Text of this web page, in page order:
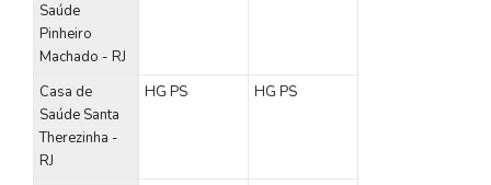
Saúde
Pinheiro
Machado - RJ
Casa de
Saúde Santa
Therezinha -
RJ
HG PS HG PS